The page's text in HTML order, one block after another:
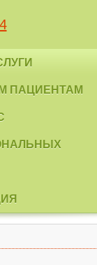
ПАЦИЕНТАМ